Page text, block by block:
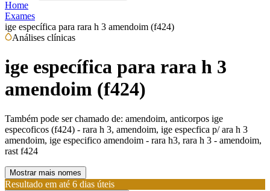
Home
Exames
ige específica para rara h 3 amendoim (f424)
Análises clínicas
ige específica para rara h 3
amendoim (f424)
Também pode ser chamado de: amendoim, anticorpos ige
especoficos (f424) - rara h 3, amendoim, ige especfica p/ ara h 3
amendoim, ige especifico amendoim - rara h3, rara h 3 - amendoim,
rast f424
Mostrar mais nomes
Resultado em até 6 dias úteis